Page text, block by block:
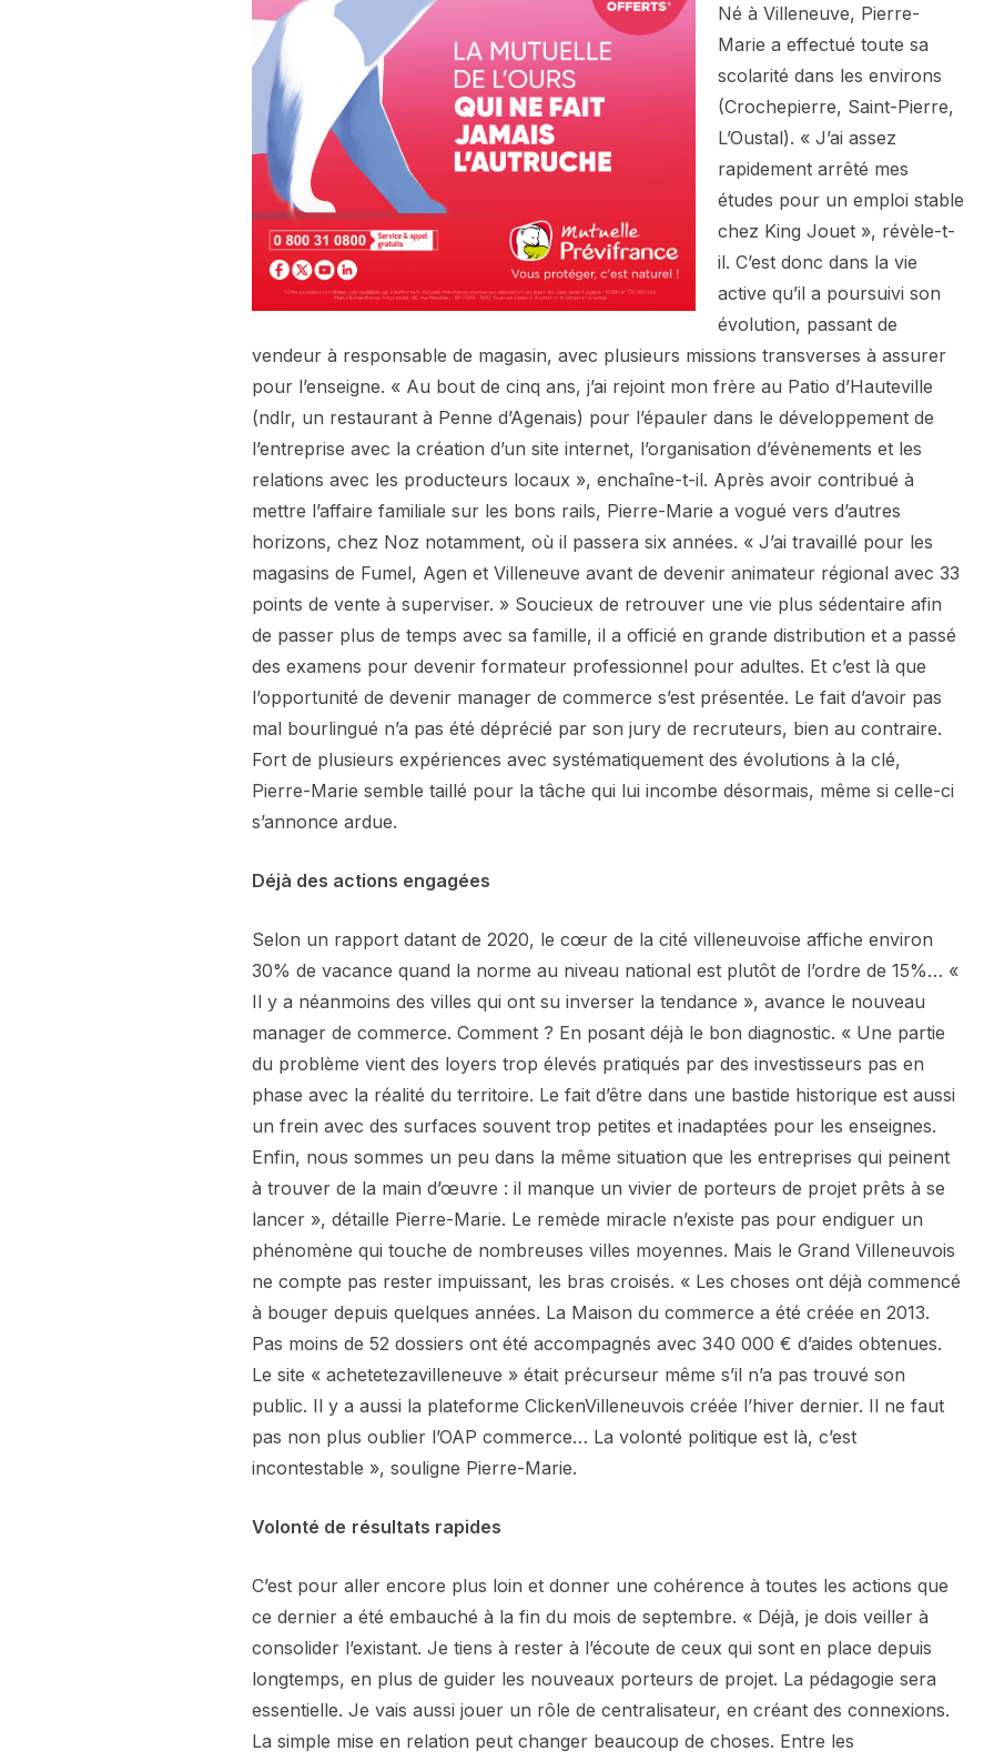
Né à Villeneuve, Pierre-
Marie a effectué toute sa
scolarité dans les environs
(Crochepierre, Saint-Pierre,
L’Oustal). « J’ai assez
rapidement arrêté mes
études pour un emploi stable
chez King Jouet », révèle-t-
il. C’est donc dans la vie
active qu’il a poursuivi son
évolution, passant de
vendeur à responsable de magasin, avec plusieurs missions transverses à assurer
pour l’enseigne. « Au bout de cinq ans, j’ai rejoint mon frère au Patio d’Hauteville
(ndlr, un restaurant à Penne d’Agenais) pour l’épauler dans le développement de
l’entreprise avec la création d’un site internet, l’organisation d’évènements et les
relations avec les producteurs locaux », enchaîne-t-il. Après avoir contribué à
mettre l’affaire familiale sur les bons rails, Pierre-Marie a vogué vers d’autres
horizons, chez Noz notamment, où il passera six années. « J’ai travaillé pour les
magasins de Fumel, Agen et Villeneuve avant de devenir animateur régional avec 33
points de vente à superviser. » Soucieux de retrouver une vie plus sédentaire afin
de passer plus de temps avec sa famille, il a officié en grande distribution et a passé
des examens pour devenir formateur professionnel pour adultes. Et c’est là que
l’opportunité de devenir manager de commerce s’est présentée. Le fait d’avoir pas
mal bourlingué n’a pas été déprécié par son jury de recruteurs, bien au contraire.
Fort de plusieurs expériences avec systématiquement des évolutions à la clé,
Pierre-Marie semble taillé pour la tâche qui lui incombe désormais, même si celle-ci
s’annonce ardue.
Déjà des actions engagées
Selon un rapport datant de 2020, le cœur de la cité villeneuvoise affiche environ
30% de vacance quand la norme au niveau national est plutôt de l’ordre de 15%… «
Il y a néanmoins des villes qui ont su inverser la tendance », avance le nouveau
manager de commerce. Comment ? En posant déjà le bon diagnostic. « Une partie
du problème vient des loyers trop élevés pratiqués par des investisseurs pas en
phase avec la réalité du territoire. Le fait d’être dans une bastide historique est aussi
un frein avec des surfaces souvent trop petites et inadaptées pour les enseignes.
Enfin, nous sommes un peu dans la même situation que les entreprises qui peinent
à trouver de la main d’œuvre : il manque un vivier de porteurs de projet prêts à se
lancer », détaille Pierre-Marie. Le remède miracle n’existe pas pour endiguer un
phénomène qui touche de nombreuses villes moyennes. Mais le Grand Villeneuvois
ne compte pas rester impuissant, les bras croisés. « Les choses ont déjà commencé
à bouger depuis quelques années. La Maison du commerce a été créée en 2013.
Pas moins de 52 dossiers ont été accompagnés avec 340 000 € d’aides obtenues.
Le site « achetetezavilleneuve » était précurseur même s’il n’a pas trouvé son
public. Il y a aussi la plateforme ClickenVilleneuvois créée l’hiver dernier. Il ne faut
pas non plus oublier l’OAP commerce… La volonté politique est là, c’est
incontestable », souligne Pierre-Marie.
Volonté de résultats rapides
C’est pour aller encore plus loin et donner une cohérence à toutes les actions que
ce dernier a été embauché à la fin du mois de septembre. « Déjà, je dois veiller à
consolider l’existant. Je tiens à rester à l’écoute de ceux qui sont en place depuis
longtemps, en plus de guider les nouveaux porteurs de projet. La pédagogie sera
essentielle. Je vais aussi jouer un rôle de centralisateur, en créant des connexions.
La simple mise en relation peut changer beaucoup de choses. Entre les